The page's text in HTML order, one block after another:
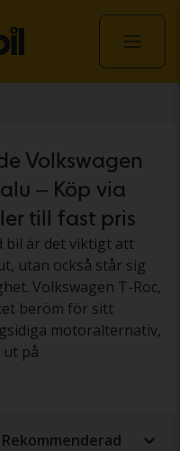
Volkswagen
– Köp via
till fast pris
bil är det viktigt att
utan också står sig
Volkswagen T-Roc,
beröm för sitt
motoralternativ,
ut på
Rekommenderad